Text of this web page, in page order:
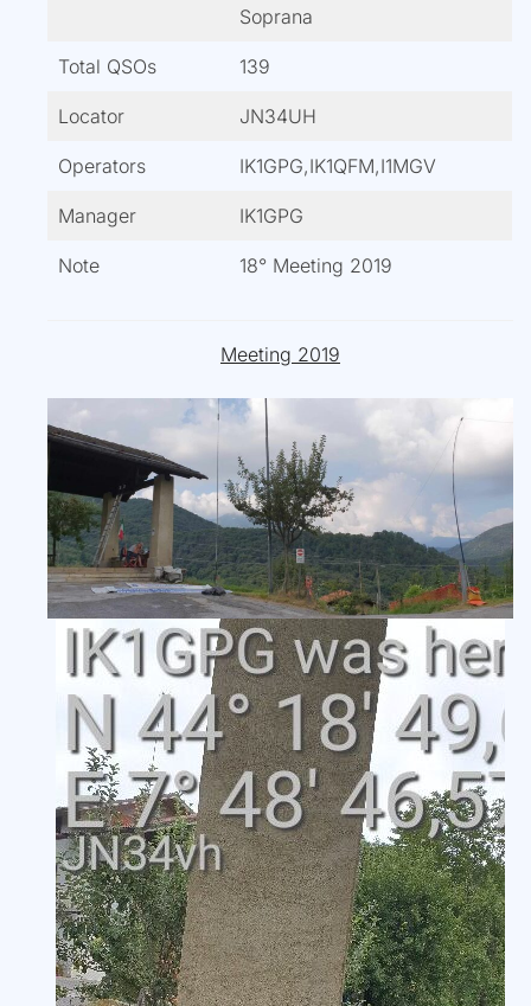
Soprana
Total QSOs 139
Locator JN34UH
Operators IK1GPG,IK1QFM,I1MGV
Manager IK1GPG
Note 18° Meeting 2019
Meeting 2019